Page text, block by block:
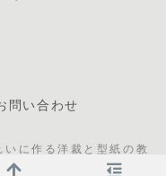
問い合わせ
に作る洋裁と型紙の教